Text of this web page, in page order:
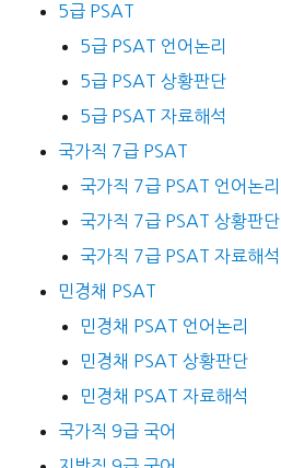
5급 PSAT
5급 PSAT 언어논리
5급 PSAT 상황판단
5급 PSAT 자료해석
국가직 7급 PSAT
국가직 7급 PSAT 언어논리
국가직 7급 PSAT 상황판단
국가직 7급 PSAT 자료해석
민경채 PSAT
민경채 PSAT 언어논리
민경채 PSAT 상황판단
민경채 PSAT 자료해석
국가직 9급 국어